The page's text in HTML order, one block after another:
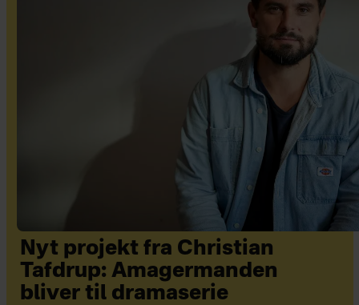
Nyt projekt fra Christian
Tafdrup: Amagermanden
bliver til dramaserie